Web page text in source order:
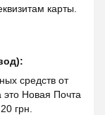
карты.
средств от
это Новая Почта
грн.